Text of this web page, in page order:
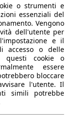
81 KW
(110 PS)
o strumenti e
essenziali del
Vengono
dell'utente per
e il
accesso o delle
questi cookie o
essere
bloccare
l'utente. Il
simili potrebbe